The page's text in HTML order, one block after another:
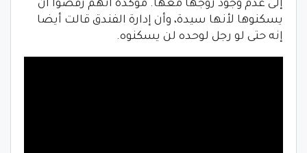
إلى عدم وجود زوجها معها. مؤكدة أنهم رفضوا أن
يسكنوها لأنها سيدة، وأن إدارة الفندق قالت أيضا
إنه حتى لو رجل لوحده لن يسكنوه.